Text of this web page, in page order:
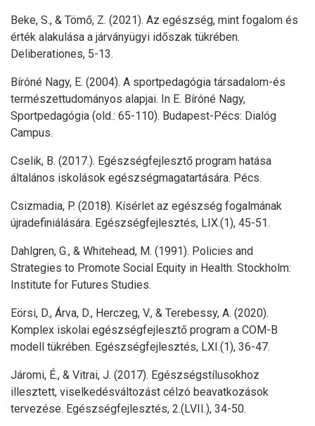
Beke, S., & Tömő, Z. (2021). Az egészség, mint fogalom és
érték alakulása a járványügyi időszak tükrében.
Deliberationes, 5-13.
Bíróné Nagy, E. (2004). A sportpedagógia társadalom-és
természettudományos alapjai. In E. Bíróné Nagy,
Sportpedagógia (old.: 65-110). Budapest-Pécs: Dialóg
Campus.
Cselik, B. (2017.). Egészségfejlesztő program hatása
általános iskolások egészségmagatartására. Pécs.
Csizmadia, P. (2018). Kísérlet az egészség fogalmának
újradefiniálására. Egészségfejlesztés, LIX.(1), 45-51.
Dahlgren, G., & Whitehead, M. (1991). Policies and
Strategies to Promote Social Equity in Health. Stockholm:
Institute for Futures Studies.
Eörsi, D., Árva, D., Herczeg, V., & Terebessy, A. (2020).
Komplex iskolai egészségfejlesztő program a COM-B
modell tükrében. Egészségfejlesztés, LXI.(1), 36-47.
Járomi, É., & Vitrai, J. (2017). Egészségstílusokhoz
illesztett, viselkedésváltozást célzó beavatkozások
tervezése. Egészségfejlesztés, 2.(LVII.), 34-50.